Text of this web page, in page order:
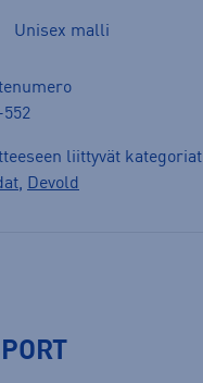
Unisex malli
552
liittyvät kategoriat
, Devold